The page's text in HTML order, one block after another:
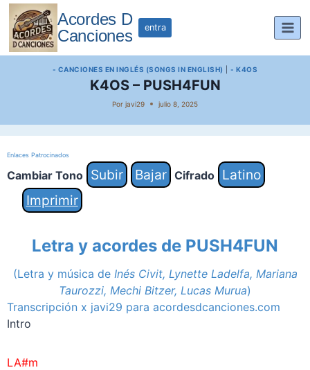
Saltar
contenido
Acordes D
Canciones
entra
- CANCIONES EN INGLÉS (SONGS IN ENGLISH) |- K4OS
K4OS – PUSH4FUN
Por javi29 julio 8, 2025
Enlaces Patrocinados
Cambiar Tono Subir Bajar Cifrado
Latino
Imprimir
Letra y acordes de PUSH4FUN
(Letra y música de Inés Civit, Lynette Ladelfa, Mariana
Taurozzi, Mechi Bitzer, Lucas Murua)
Transcripción x javi29 para acordesdcanciones.com
Intro
LA#m